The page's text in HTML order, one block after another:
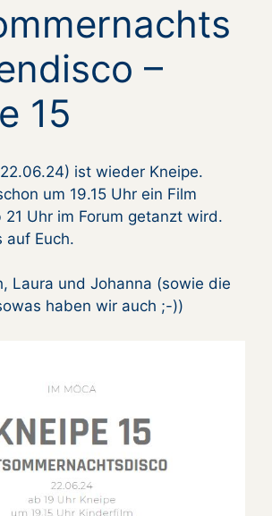
–
15
ist wieder Kneipe.
um 19.15 Uhr ein Film
Uhr im Forum getanzt wird.
auf Euch.
Laura und Johanna (sowie die
haben wir auch ;-))